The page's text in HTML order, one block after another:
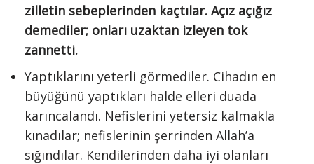
zilletin sebeplerinden kaçtılar. Açız açığız
demediler; onları uzaktan izleyen tok
zannetti.
Yaptıklarını yeterli görmediler. Cihadın en
büyüğünü yaptıkları halde elleri duada
karıncalandı. Nefislerini yetersiz kalmakla
kınadılar; nefislerinin şerrinden Allah’a
sığındılar. Kendilerinden daha iyi olanları